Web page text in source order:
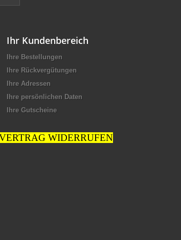
Ihr Kundenbereich
Ihre Bestellungen
Ihre Rückvergütungen
Ihre Adressen
Ihre persönlichen Daten
Ihre Gutscheine
WIDERRUFEN